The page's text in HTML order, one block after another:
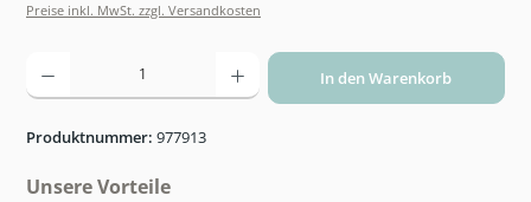
Preise inkl. MwSt. zzgl. Versandkosten
Produkt Anzahl: Gib den gewünschten Wert ein oder benutze die Schaltflächen um die
In den Warenkorb
Produktnummer: 977913
Unsere Vorteile